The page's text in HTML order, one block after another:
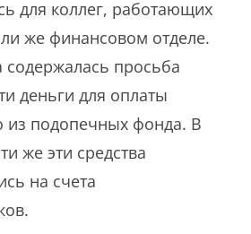
для коллег, работающих
же финансовом отделе.
содержалась просьба
деньги для оплаты
из подопечных фонда. В
же эти средства
на счета